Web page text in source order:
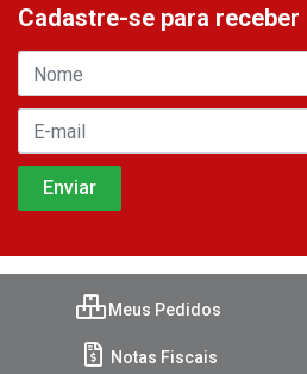
Cadastre-se para
Meus Pedidos
Notas Fiscais